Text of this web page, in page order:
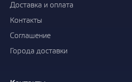
Доставка и оплата
Контакты
Соглашение
Города доставки